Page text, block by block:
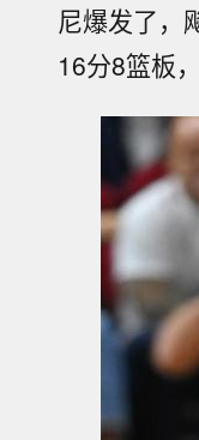
尼爆发了，
16分8篮板